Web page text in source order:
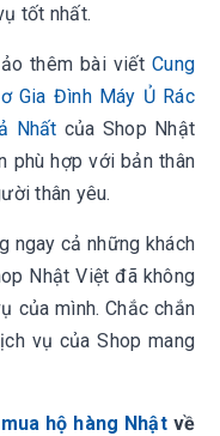
tốt nhất.
thêm bài viết Cung
Gia Đình Máy Ủ Rác
Nhất của Shop Nhật
phù hợp với bản thân
thân yêu.
ngay cả những khách
Nhật Việt đã không
của mình. Chắc chắn
vụ của Shop mang
mua hộ hàng Nhậtvề